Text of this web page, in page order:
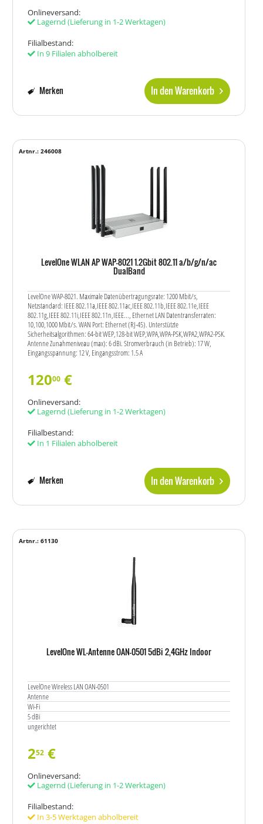
Onlineversand:
Lagernd (Lieferung in 1-2 Werktagen)
Filialbestand:
In 9 Filialen abholbereit
In den Warenkorb
Merken
LevelOne WLAN AP WAP-8021 1.2Gbit 802.11 a/b/g/n/ac
DualBand
LevelOne WAP-8021. Maximale Datenübertragungsrate: 1200 Mbit/s,
Netzstandard: IEEE 802.11a,IEEE 802.11ac,IEEE 802.11b,IEEE 802.11e,IEEE
802.11g,IEEE 802.11i,IEEE 802.11n,IEEE..., Ethernet LAN Datentransferraten:
10,100,1000 Mbit/s. WAN Port: Ethernet (RJ-45). Unterstützte
Sicherheitsalgorithmen: 64-bit WEP,128-bit WEP,WPA,WPA-PSK,WPA2,WPA2-PSK.
Antenne Zunahmeniveau (max): 6 dBi. Stromverbrauch (in Betrieb): 17 W,
Eingangsspannung: 12 V, Eingangsstrom: 1.5 A
Artnr.: 246008
12000 €
Onlineversand:
Lagernd (Lieferung in 1-2 Werktagen)
Filialbestand:
In 1 Filialen abholbereit
In den Warenkorb
Merken
LevelOne WL-Antenne OAN-0501 5dBi 2,4GHz Indoor
LevelOne Wireless LAN OAN-0501
Antenne
Wi-Fi
5 dBi
ungerichtet
Artnr.: 61130
252 €
Onlineversand:
Lagernd (Lieferung in 1-2 Werktagen)
Filialbestand:
In 3-5 Werktagen abholbereit